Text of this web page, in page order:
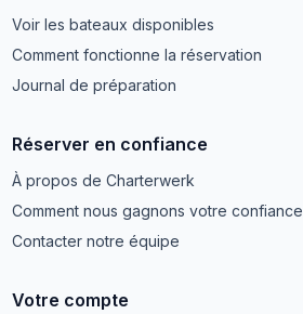
Voir les bateaux disponibles
Comment fonctionne la réservation
Journal de préparation
Réserver en confiance
À propos de Charterwerk
Comment nous gagnons votre confiance
Contacter notre équipe
Votre compte